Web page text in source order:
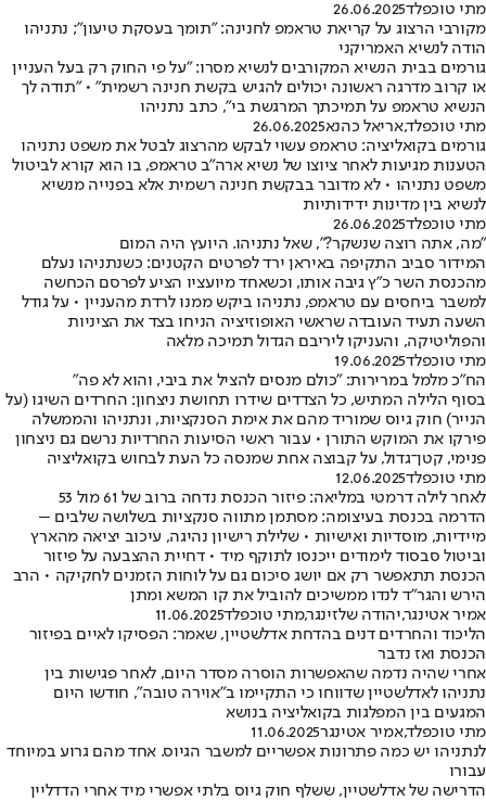
מתי טוכפלד26.06.2025
מקורבי הרצוג על קריאת טראמפ לחנינה: "תומך בעסקת טיעון"; נתניהו
הודה לנשיא האמריקני
גורמים בבית הנשיא המקורבים לנשיא מסרו: "על פי החוק רק בעל העניין
או קרוב מדרגה ראשונה יכולים להגיש בקשת חנינה רשמית" • "תודה לך
הנשיא טראמפ על תמיכתך המרגשת בי", כתב נתניהו
מתי טוכפלד,אריאל כהנא26.06.2025
גורמים בקואליציה: טראמפ עשוי לבקש מהרצוג לבטל את משפט נתניהו
הטענות מגיעות לאחר ציוצו של נשיא ארה"ב טראמפ, בו הוא קורא לביטול
משפט נתניהו • לא מדובר בבקשת חנינה רשמית אלא בפנייה מנשיא
לנשיא בין מדינות ידידותיות
מתי טוכפלד26.06.2025
"מה, אתה רוצה שנשקר?", שאל נתניהו. היועץ היה המום
המידור סביב התקיפה באיראן ירד לפרטים הקטנים: כשנתניהו נעלם
מהכנסת השר כ"ץ גיבה אותו, וכשאחד מיועציו הציע לפרסם הכחשה
למשבר ביחסים עם טראמפ, נתניהו ביקש ממנו לרדת מהעניין • על גודל
השעה תעיד העובדה שראשי האופוזיציה הניחו בצד את הציניות
והפוליטיקה, והעניקו ליריבם הגדול תמיכה מלאה
מתי טוכפלד19.06.2025
הח"כ מלמל במרירות: "כולם מנסים להציל את ביבי, והוא לא פה"
בסוף הלילה המתיש, כל הצדדים שידרו תחושת ניצחון: החרדים השיגו (על
הנייר) חוק גיוס שמוריד מהם את אימת הסנקציות, ונתניהו והממשלה
פירקו את המוקש התורן • עבור ראשי הסיעות החרדיות נרשם גם ניצחון
פנימי, קטן־גדול, על קבוצה אחת שמנסה כל העת לבחוש בקואליציה
מתי טוכפלד12.06.2025
לאחר לילה דרמטי במליאה: פיזור הכנסת נדחה ברוב של 61 מול 53
הדרמה בכנסת בעיצומה: מסתמן מתווה סנקציות בשלושה שלבים –
מיידיות, מוסדיות ואישיות • שלילת רישיון נהיגה, עיכוב יציאה מהארץ
וביטול סבסוד לימודים ייכנסו לתוקף מיד • דחיית ההצבעה על פיזור
הכנסת תתאפשר רק אם יושג סיכום גם על לוחות הזמנים לחקיקה • הרב
הירש והגר”ד לנדו ממשיכים להוביל את קו המשא ומתן
אמיר אטינגר,יהודה שלזינגר,מתי טוכפלד11.06.2025
הליכוד והחרדים דנים בהדחת אדלשטיין, שאמר: הפסיקו לאיים בפיזור
הכנסת ואז נדבר
אחרי שהיה נדמה שהאפשרות הוסרה מסדר היום, לאחר פגישות בין
נתניהו לאדלשטיין שדווחו כי התקיימו ב"אוירה טובה", חודשו היום
המגעים בין המפלגות בקואליציה בנושא
מתי טוכפלד,אמיר אטינגר11.06.2025
לנתניהו יש כמה פתרונות אפשריים למשבר הגיוס. אחד מהם גרוע במיוחד
עבורו
הדרישה של אדלשטיין, ששלף חוק גיוס בלתי אפשרי מיד אחרי הדדליין